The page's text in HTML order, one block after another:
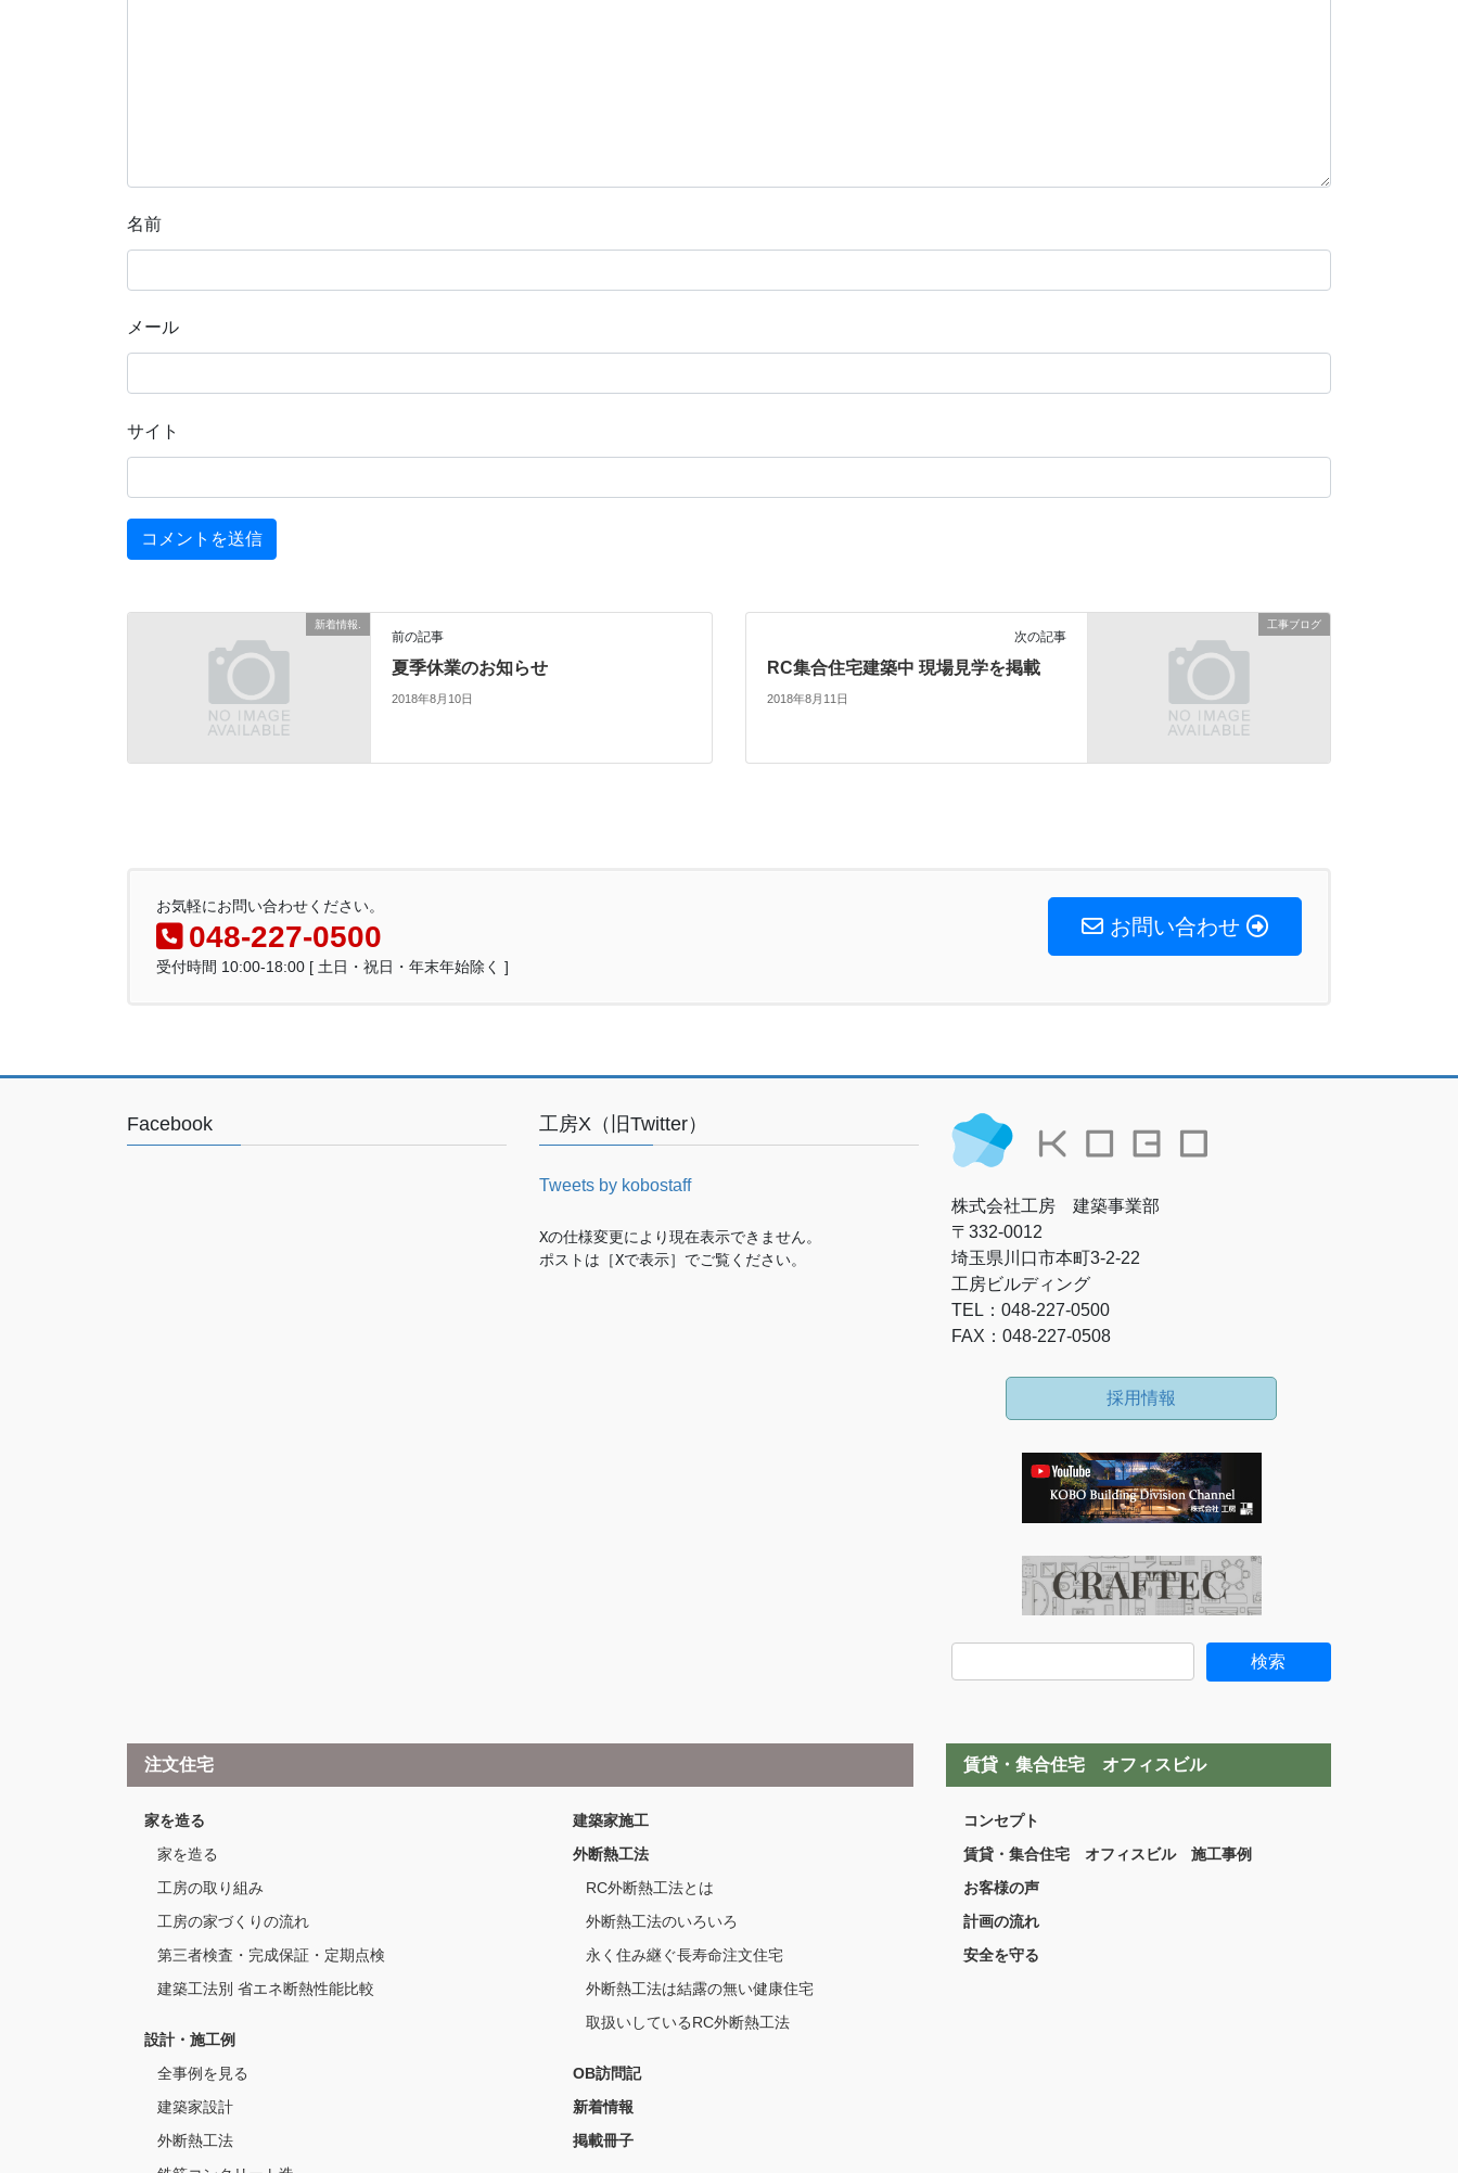
名前
メール
サイト
新着情報.
前の記事
夏季休業のお知らせ
2018年8月10日
工事ブログ
次の記事
RC集合住宅建築中 現場見学を掲載
2018年8月11日
お気軽にお問い合わせください。
048-227-0500
受付時間 10:00-18:00 [ 土日・祝日・年末年始除く ]
お問い合わせ
Facebook 工房X（旧Twitter）
Tweets by kobostaff
Xの仕様変更により現在表示できません。
ポストは［Xで表示］でご覧ください。
株式会社工房 建築事業部
〒332-0012
埼玉県川口市本町3-2-22
工房ビルディング
TEL：048-227-0500
FAX：048-227-0508
採用情報
注文住宅
家を造る
家を造る
工房の取り組み
工房の家づくりの流れ
第三者検査・完成保証・定期点検
建築工法別 省エネ断熱性能比較
設計・施工例
全事例を見る
建築家設計
外断熱工法
建築家施工
外断熱工法
RC外断熱工法とは
外断熱工法のいろいろ
永く住み継ぐ長寿命注文住宅
外断熱工法は結露の無い健康住宅
取扱いしているRC外断熱工法
OB訪問記
新着情報
掲載冊子
賃貸・集合住宅 オフィスビル
コンセプト
賃貸・集合住宅 オフィスビル 施工事例
お客様の声
計画の流れ
安全を守る